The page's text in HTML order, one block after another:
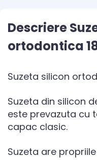
Descriere
ortodontica
Suzeta silicon
Suzeta din silicon
este prevazuta cu
capac clasic.
Suzeta are